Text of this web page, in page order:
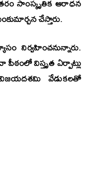
సాంస్కృతిక ఆరాధన
చేస్తారు.
నిర్వహించనున్నారు.
విస్తృత ఏర్పాట్లు
వేడుకలతో